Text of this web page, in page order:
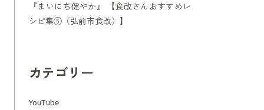
『まいにち健やか』 【食改さんおすすめレ
シピ集⑤（弘前市食改）】
カテゴリー
YouTube